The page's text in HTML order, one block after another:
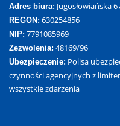
Adres biura: Jugosłowiańska
REGON: 630254856
NIP: 7791085969
Zezwolenia: 48169/96
Ubezpieczenie: Polisa
czynności agencyjnych z
wszystkie zdarzenia